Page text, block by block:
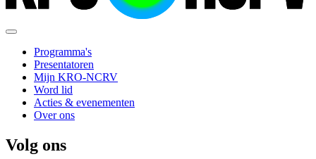
Programma's
Presentatoren
Mijn KRO-NCRV
Word lid
Acties & evenementen
Over ons
Volg ons